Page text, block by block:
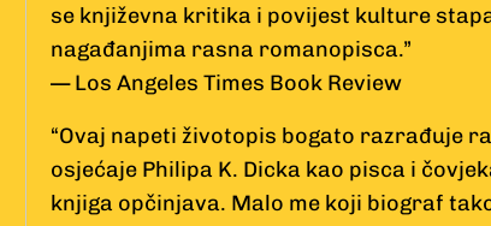
se književna kritika i povijest kulture
nagađanjima rasna romanopisca.”
— Los Angeles Times Book Review
“Ovaj napeti životopis bogato razrađuje
osjećaje Philipa K. Dicka kao pisca i
knjiga opčinjava. Malo me koji biograf